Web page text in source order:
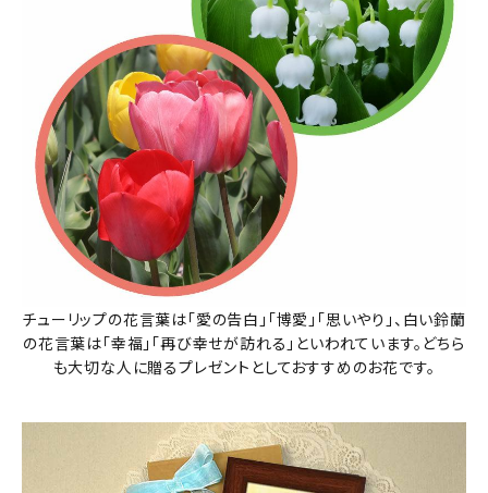
チューリップの花言葉は「愛の告白」「博愛」「思いやり」、白い鈴蘭
の花言葉は「幸福」「再び幸せが訪れる」といわれています。どちら
も大切な人に贈るプレゼントとしておすすめのお花です。